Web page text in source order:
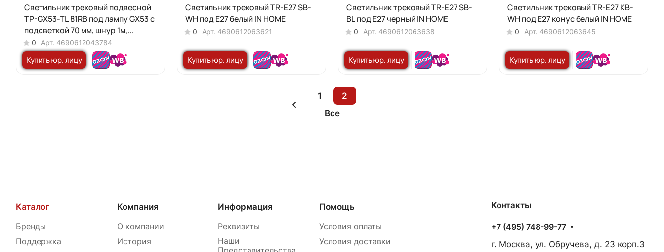
Светильник трековый подвесной
TP-GX53-TL 81RB под лампу GX53 с
подсветкой 70 мм, шнур 1м,
черный IN HOME
0 Арт. 4690612043784
Купить юр. лицу
Светильник трековый TR-E27 SB-
WH под E27 белый IN HOME
0 Арт. 4690612063621
Купить юр. лицу
Светильник трековый TR-E27 SB-
BL под E27 черный IN HOME
0 Арт. 4690612063638
Купить юр. лицу
Светильник трековый TR-E27 KB-
WH под E27 конус белый IN HOME
0 Арт. 4690612063645
Купить юр. лицу
1
2
Все
Каталог
Бренды
Поддержка
Компания
О компании
История
Информация
Реквизиты
Наши
Помощь
Условия оплаты
Условия доставки
Контакты
+7 (495) 748-99-77
г. Москва, ул. Обручева, д. 23 корп.3